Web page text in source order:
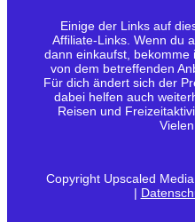
Einige der Links auf
Affiliate-Links. Wenn du
dann einkaufst, bekomme
von dem betreffenden
Für dich ändert sich der
dabei helfen auch
Reisen und
Copyright Upscaled
|